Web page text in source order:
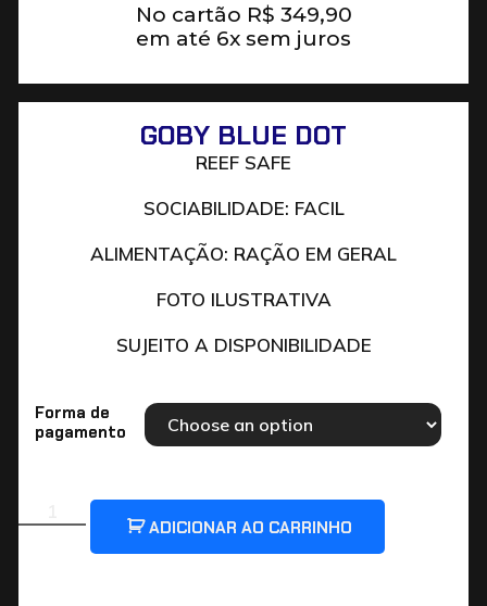
No cartão R$ 349,90
em até 6x sem juros
GOBY BLUE DOT
REEF SAFE
SOCIABILIDADE: FACIL
ALIMENTAÇÃO: RAÇÃO EM GERAL
FOTO ILUSTRATIVA
SUJEITO A DISPONIBILIDADE
Forma de
pagamento
ADICIONAR AO CARRINHO